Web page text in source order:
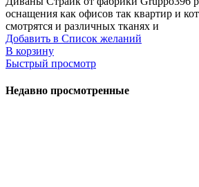
оснащения как офисов так квартир и
смотрятся и различных тканях и
Добавить в Список желаний
В корзину
Быстрый просмотр
Недавно просмотренные